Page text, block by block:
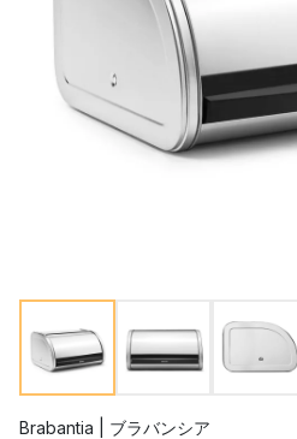
Brabantia | ブラバンシア